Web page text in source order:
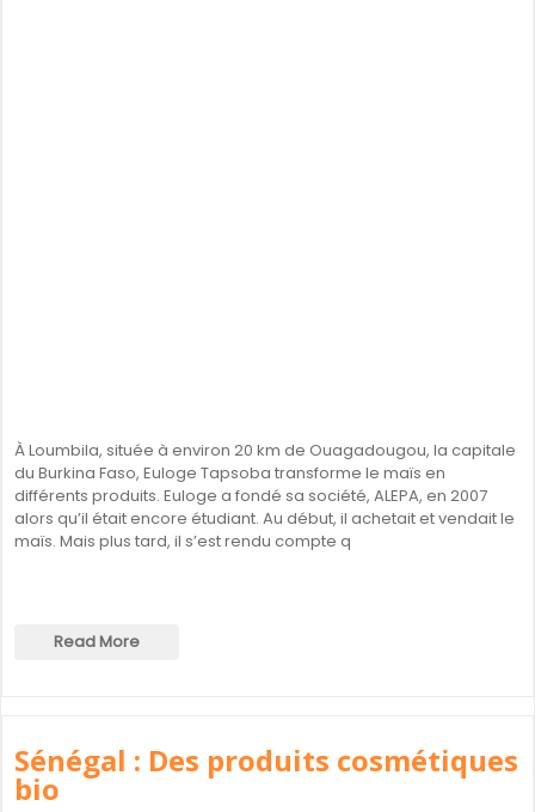
À Loumbila, située à environ 20 km de Ouagadougou, la capitale
du Burkina Faso, Euloge Tapsoba transforme le maïs en
différents produits. Euloge a fondé sa société, ALEPA, en 2007
alors qu’il était encore étudiant. Au début, il achetait et vendait le
maïs. Mais plus tard, il s’est rendu compte q
Read More
Sénégal : Des produits cosmétiques
bio